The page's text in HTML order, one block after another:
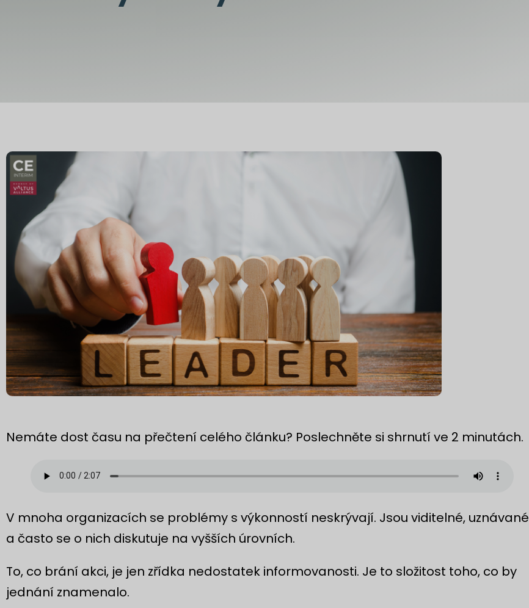
Nemáte dost času na přečtení celého článku? Poslechněte si shrnutí ve 2 minutách.
V mnoha organizacích se problémy s výkonností neskrývají. Jsou viditelné, uznávané
a často se o nich diskutuje na vyšších úrovních.
To, co brání akci, je jen zřídka nedostatek informovanosti. Je to složitost toho, co by
jednání znamenalo.